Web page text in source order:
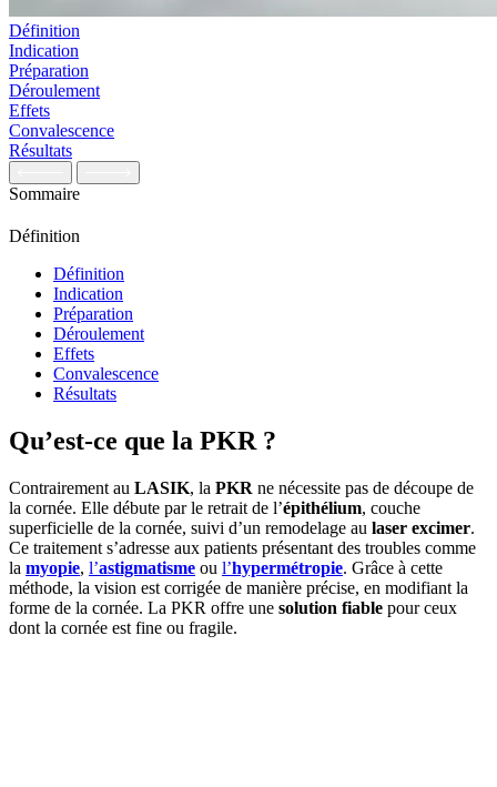
Définition
Indication
Préparation
Déroulement
Effets
Convalescence
Résultats
Sommaire
Définition
Définition
Indication
Préparation
Déroulement
Effets
Convalescence
Résultats
Qu’est-ce que la PKR ?
Contrairement au LASIK, la PKR ne nécessite pas de découpe de
la cornée. Elle débute par le retrait de l’épithélium, couche
superficielle de la cornée, suivi d’un remodelage au laser excimer.
Ce traitement s’adresse aux patients présentant des troubles comme
la myopie, l’astigmatisme ou l’hypermétropie. Grâce à cette
méthode, la vision est corrigée de manière précise, en modifiant la
forme de la cornée. La PKR offre une solution fiable pour ceux
dont la cornée est fine ou fragile.